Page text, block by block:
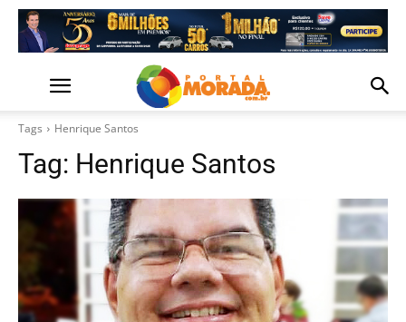
Tags Henrique Santos
Tag: Henrique Santos